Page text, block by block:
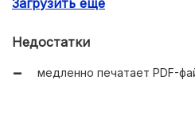
простое сенсорное
Загрузить еще
Недостатки
медленно печатает PDF-